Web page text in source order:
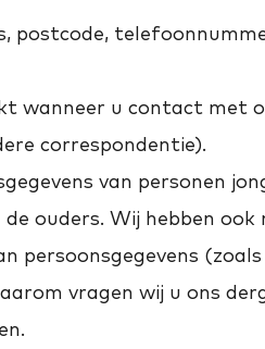
postcode,
wanneer u contact met
correspondentie).
van personen
ouders. Wij hebben
persoonsgegevens
vragen wij u ons